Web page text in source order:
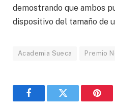
demostrando que ambos
dispositivo del tamaño de
Academia Sueca Premio
FacebookGorjeo